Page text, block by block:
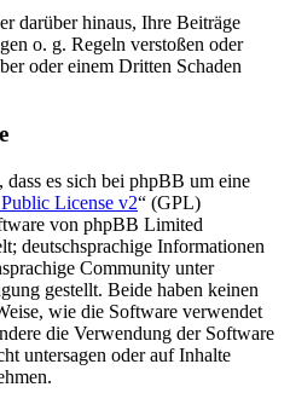
darüber hinaus, Ihre Beiträge
o. g. Regeln verstoßen oder
oder einem Dritten Schaden
es sich bei phpBB um eine
License v2“ (GPL)
von phpBB Limited
deutschsprachige Informationen
Community unter
gestellt. Beide haben keinen
wie die Software verwendet
die Verwendung der Software
untersagen oder auf Inhalte